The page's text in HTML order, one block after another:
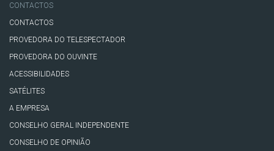
CONTACTOS
CONTACTOS
PROVEDORA DO TELESPECTADOR
PROVEDORA DO OUVINTE
ACESSIBILIDADES
SATÉLITES
A EMPRESA
CONSELHO GERAL INDEPENDENTE
CONSELHO DE OPINIÃO